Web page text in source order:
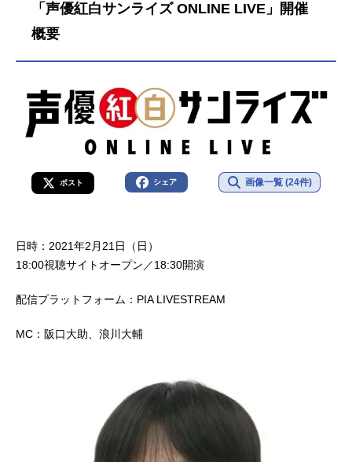
「声優紅白サンライズ ONLINE LIVE」開催
概要
ポスト シェア 画像一覧 (24件)
日時：2021年2月21日（日）
18:00視聴サイトオープン／18:30開演
配信プラットフォーム：PIA LIVESTREAM
MC：阪口大助、浪川大輔